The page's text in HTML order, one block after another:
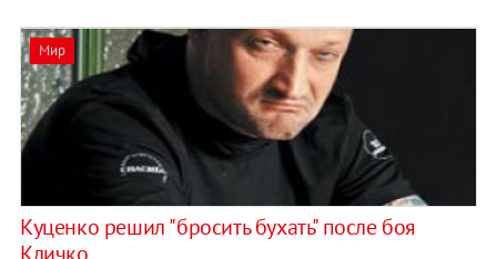
Мир
Куценко решил "бросить бухать" после боя